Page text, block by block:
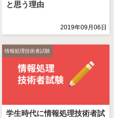
と思う理由
2019年09月06日
情報処理技術者試験
学生時代に情報処理技術者試